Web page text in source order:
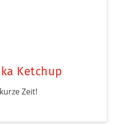
Ketchup
Zeit!